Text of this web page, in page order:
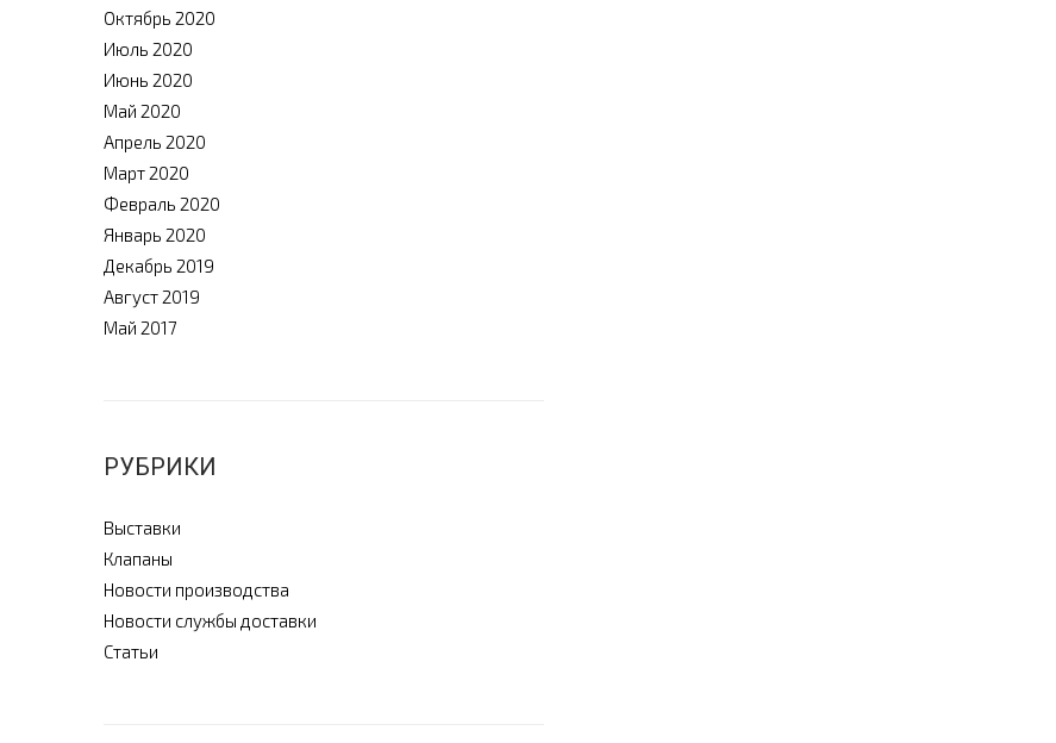
Октябрь 2020
Июль 2020
Июнь 2020
Май 2020
Апрель 2020
Март 2020
Февраль 2020
Январь 2020
Декабрь 2019
Август 2019
Май 2017
РУБРИКИ
Выставки
Клапаны
Новости производства
Новости службы доставки
Статьи